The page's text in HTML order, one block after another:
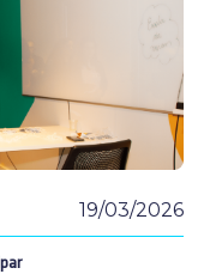
19/03/2026